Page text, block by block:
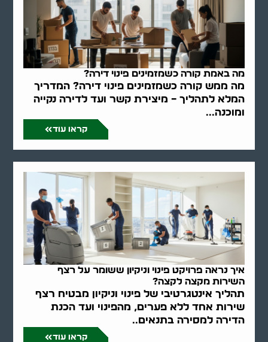
מה באמת קורה כשמזמינים פינוי דירה?
מה ממש קורה כשמזמינים פינוי דירה? המדריך
המלא לתהליך – מיצירת קשר ועד לדירה נקייה
ומוכנה...
קראו עוד
איך נראה פרויקט פינוי וניקיון ששומר על רצף
השירות מקצה לקצה?
תהליך אינטגרטיבי של פינוי וניקיון מבטיח רצף
שירות אחד ללא פערים, מהפינוי ועד הכנת
הדירה למסירה בתנאים..
קראו עוד